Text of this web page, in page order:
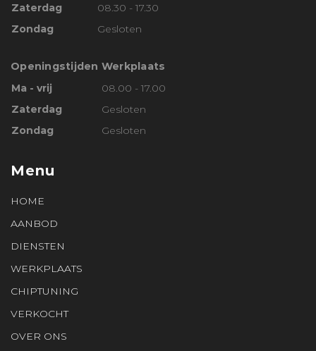
Zaterdag
08.30 - 17.30
Zondag
Gesloten
Openingstijden Werkplaats
Ma - vrij
08.00 - 17.00
Zaterdag
Gesloten
Zondag
Gesloten
Menu
HOME
AANBOD
DIENSTEN
WERKPLAATS
CHIPTUNING
VERKOCHT
OVER ONS